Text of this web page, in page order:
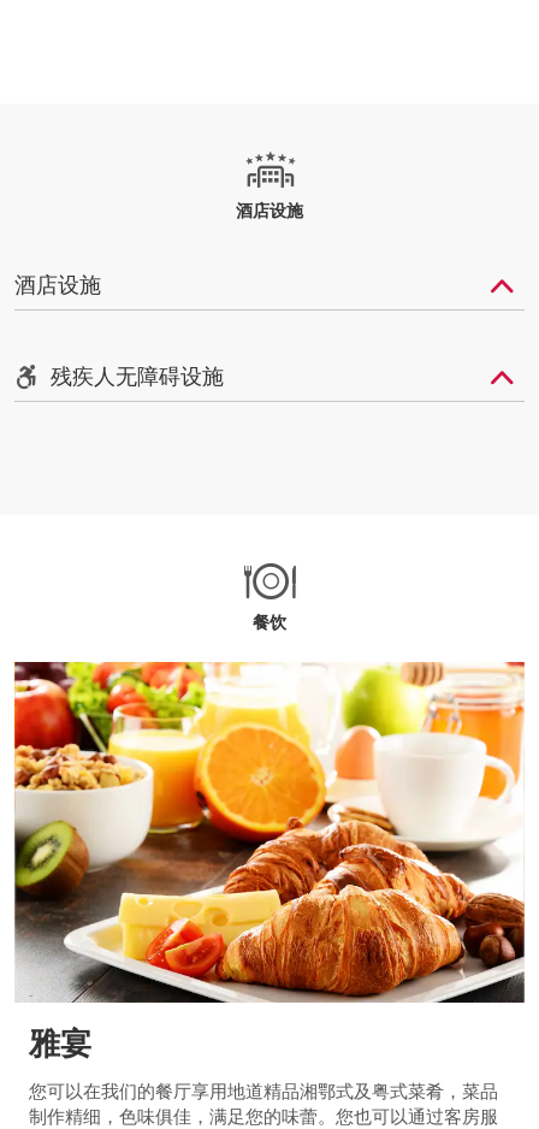
酒店设施
酒店设施
残疾人无障碍设施
餐饮
雅宴
您可以在我们的餐厅享用地道精品湘鄂式及粤式菜肴，菜品
制作精细，色味俱佳，满足您的味蕾。您也可以通过客房服